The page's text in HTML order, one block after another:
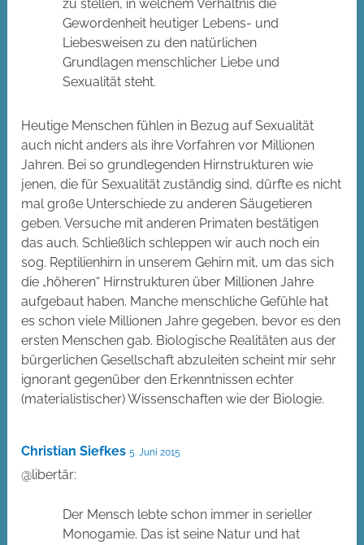
zu stellen, in welchem Verhältnis die
Gewordenheit heutiger Lebens- und
Liebesweisen zu den natürlichen
Grundlagen menschlicher Liebe und
Sexualität steht.
Heutige Menschen fühlen in Bezug auf Sexualität
auch nicht anders als ihre Vorfahren vor Millionen
Jahren. Bei so grundlegenden Hirnstrukturen wie
jenen, die für Sexualität zuständig sind, dürfte es nicht
mal große Unterschiede zu anderen Säugetieren
geben. Versuche mit anderen Primaten bestätigen
das auch. Schließlich schleppen wir auch noch ein
sog. Reptilienhirn in unserem Gehirn mit, um das sich
die „höheren“ Hirnstrukturen über Millionen Jahre
aufgebaut haben. Manche menschliche Gefühle hat
es schon viele Millionen Jahre gegeben, bevor es den
ersten Menschen gab. Biologische Realitäten aus der
bürgerlichen Gesellschaft abzuleiten scheint mir sehr
ignorant gegenüber den Erkenntnissen echter
(materialistischer) Wissenschaften wie der Biologie.
Christian Siefkes 5. Juni 2015
@libertär:
Der Mensch lebte schon immer in serieller
Monogamie. Das ist seine Natur und hat